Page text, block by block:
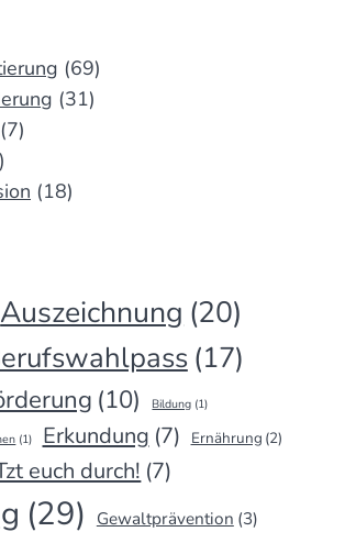
(69)
(31)
(7)
(18)
Auszeichnung (20)
(17)
(10) Bildung (1)
(1) Erkundung (7) Ernährung (2)
euch durch! (7)
(29) Gewaltprävention (3)